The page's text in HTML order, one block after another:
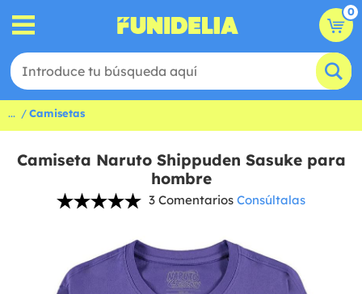
0
... Camisetas
Camiseta Naruto Shippuden Sasuke para
hombre
3 Comentarios Consúltalas